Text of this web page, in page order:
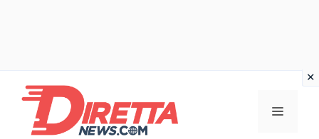
contenuto
Menu